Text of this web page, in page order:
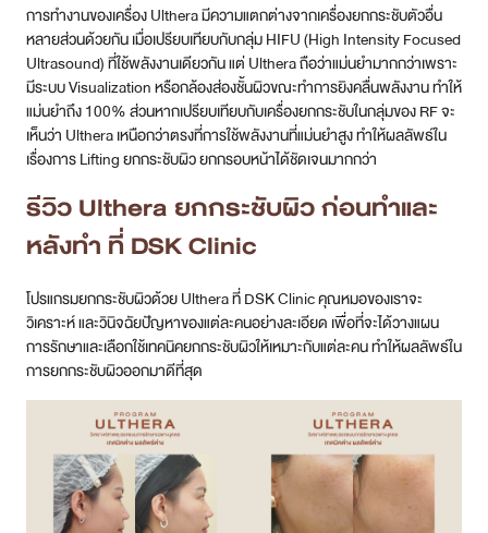
การทำงานของเครื่อง Ulthera มีความแตกต่างจากเครื่องยกกระชับตัวอื่น
หลายส่วนด้วยกัน เมื่อเปรียบเทียบกับกลุ่ม HIFU (High Intensity Focused
Ultrasound) ที่ใช้พลังงานเดียวกัน แต่ Ulthera ถือว่าแม่นยำมากกว่าเพราะ
มีระบบ Visualization หรือกล้องส่องชั้นผิวขณะทำการยิงคลื่นพลังงาน ทำให้
แม่นยำถึง 100% ส่วนหากเปรียบเทียบกับเครื่องยกกระชับในกลุ่มของ RF จะ
เห็นว่า Ulthera เหนือกว่าตรงที่การใช้พลังงานที่แม่นยำสูง ทำให้ผลลัพธ์ใน
เรื่องการ Lifting ยกกระชับผิว ยกกรอบหน้าได้ชัดเจนมากกว่า
รีวิว Ulthera ยกกระชับผิว ก่อนทำและ
หลังทำ ที่ DSK Clinic
โปรแกรมยกกระชับผิวด้วย Ulthera ที่ DSK Clinic คุณหมอของเราจะ
วิเคราะห์ และวินิจฉัยปัญหาของแต่ละคนอย่างละเอียด เพื่อที่จะได้วางแผน
การรักษาและเลือกใช้เทคนิคยกกระชับผิวให้เหมาะกับแต่ละคน ทำให้ผลลัพธ์ใน
การยกกระชับผิวออกมาดีที่สุด